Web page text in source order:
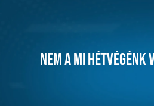
NEM A MI HÉTVÉGÉNK